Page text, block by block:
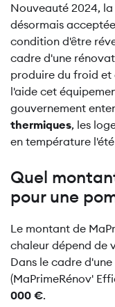
Nouveauté 2024, la
désormais
condition d'être
cadre d'une
produire du froid et
l'aide cet
gouvernement
thermiques, les
en température
Quel
pour une
Le montant de
chaleur dépend de
Dans le cadre
(MaPrimeRénov'
000 €.